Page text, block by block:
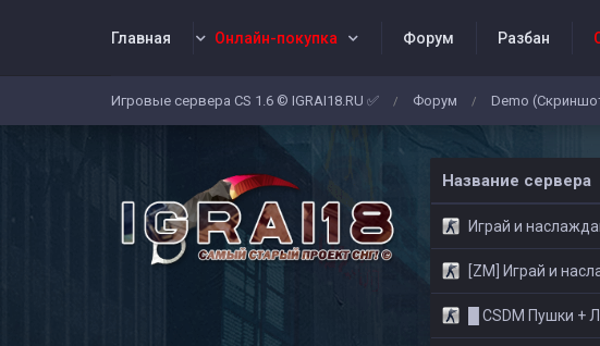
Главная Онлайн-покупка Форум Разбан
События проекта
Игровые сервера CS 1.6 © IGRAI18.RU ✅ / Форум / Demo
Название сервера
Играй и
[ZM] Играй и
█ CSDM Пушки + Лазеры |